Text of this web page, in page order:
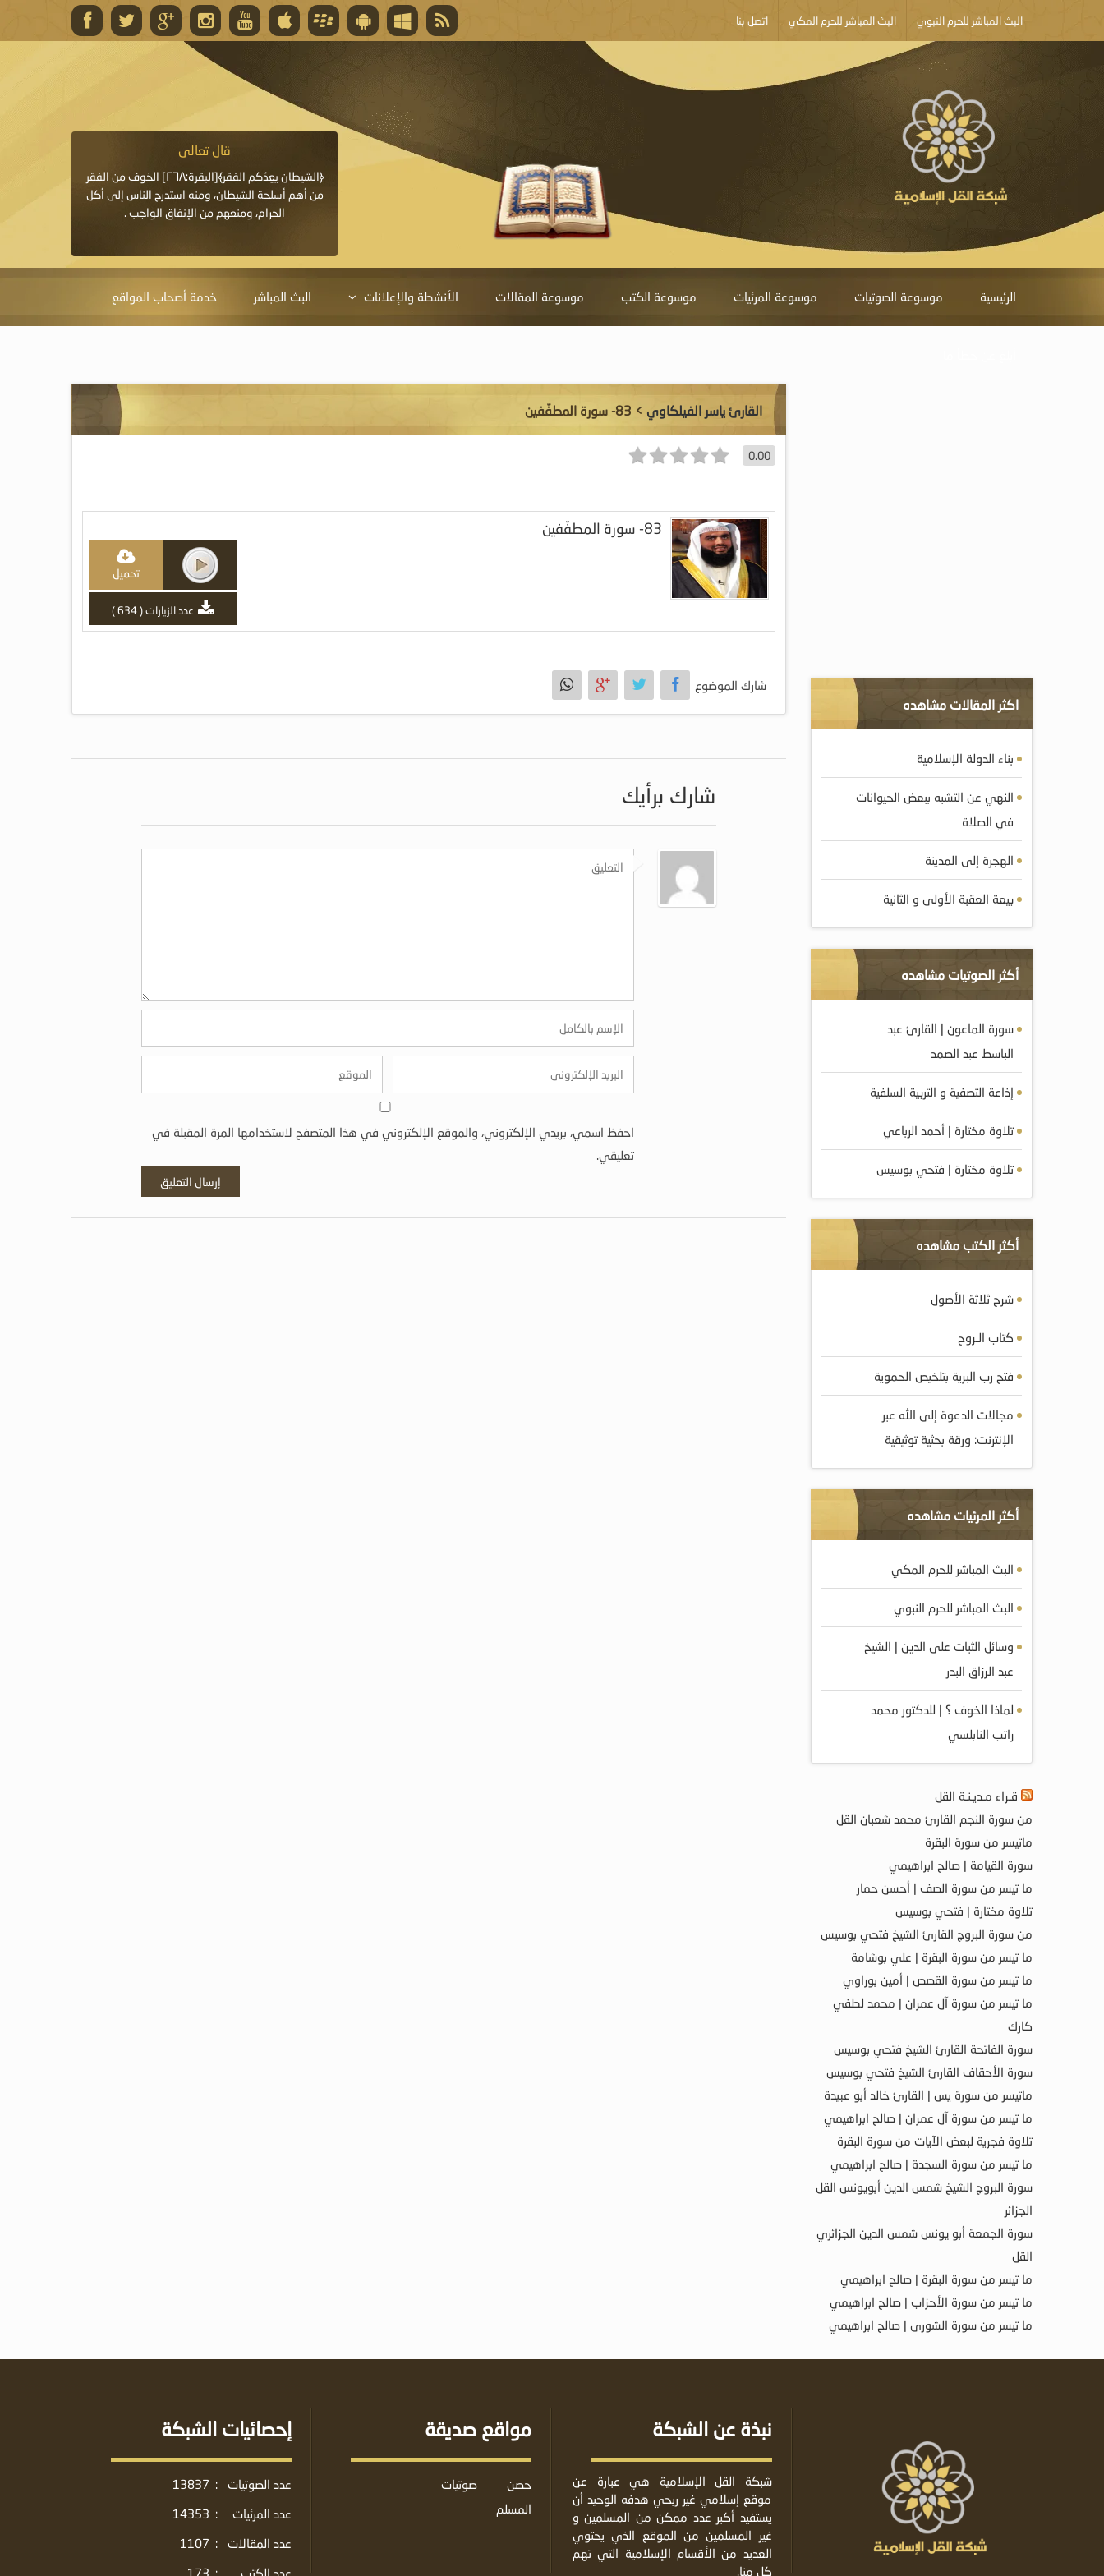
البث المباشر للحرم النبوي البث المباشر للحرم المكي اتصل بنا
قال تعالى
المغفرة لأنها أغلى جائزة، وهي مفتاح باب العطايا التي
قال تعالى
﴿الشيطان يعِدُكم الفقر﴾[البقرة:٢٦٨] الخوف من الفقر
من أهم أسلحة الشيطان، ومنه استدرج الناس إلى أكل
الحرام، ومنعهم من الإنفاق الواجب .
الرئيسية موسوعة الصوتيات موسوعة المرئيات موسوعة الكتب موسوعة المقالات الأنشطة والإعلانات البث المباشر خدمة أصحاب المواقع
القارئ ياسر الفيلكاوي > 83- سورة المطفّفين
0.00
83- سورة المطفّفين
تحميل
عدد الزيارات ( 634 )
شارك الموضوع
شارك برأيك
احفظ اسمي، بريدي الإلكتروني، والموقع الإلكتروني في هذا المتصفح لاستخدامها المرة المقبلة في
تعليقي.
اكثر المقالات مشاهده
بناء الدولة الإسلامية
النهي عن التشبه ببعض الحيوانات
في الصلاة
الهجرة إلى المدينة
بيعة العقبة الأولى و الثانية
أكثر الصوتيات مشاهده
سورة الماعون | القارئ عبد
الباسط عبد الصمد
إذاعة التصفية و التربية السلفية
تلاوة مختارة | أحمد الرباعي
تلاوة مختارة | فتحي بوسيس
أكثر الكتب مشاهده
شرح ثلاثة الأصول
كتاب الـروح
فتح رب البرية بتلخيص الحموية
مجالات الدعوة إلى الله عبر
الإنترنت: ورقة بحثية توثيقية
أكثر المرئيات مشاهده
البث المباشر للحرم المكي
البث المباشر للحرم النبوي
وسائل الثبات على الدين | الشيخ
عبد الرزاق البدر
لماذا الخوف ؟ | للدكتور محمد
راتب النابلسي
قـراء مـديـنـة القل
من سورة النجم القارئ محمد شعبان القل
ماتيسر من سورة البقرة
سورة القيامة | صالح ابراهيمي
ما تيسر من سورة الصف | أحسن حمار
تلاوة مختارة | فتحي بوسيس
من سورة البروج القارئ الشيخ فتحي بوسيس
ما تيسر من سورة البقرة | علي بوشامة
ما تيسر من سورة القصص | أمين بوراوي
ما تيسر من سورة آل عمران | محمد لطفي
كارك
سورة الفاتحة القارئ الشيخ فتحي بوسيس
سورة الأحقاف القارئ الشيخ فتحي بوسيس
ماتيسر من سورة يس | القارئ خالد أبو عبيدة
ما تيسر من سورة آل عمران | صالح ابراهيمي
تلاوة فجرية لبعض الآيات من سورة البقرة
ما تيسر من سورة السجدة | صالح ابراهيمي
سورة البروج الشيخ شمس الدين أبويونس القل
الجزائر
سورة الجمعة أبو يونس شمس الدين الجزائري
القل
ما تيسر من سورة البقرة | صالح ابراهيمي
ما تيسر من سورة الأحزاب | صالح ابراهيمي
ما تيسر من سورة الشورى | صالح ابراهيمي
نبذة عن الشبكة
شبكة القل الإسلامية هي عبارة عن
موقع إسلامي غير ربحي هدفه الوحيد أن
يستفيد أكبر عدد ممكن من المسلمين و
غير المسلمين من الموقع الذي يحتوي
العديد من الأقسام الإسلامية التي تهم
كل منا.
مواقع صديقة
حصن
المسلم
صوتيات
إحصائيات الشبكة
عدد الصوتيات :
13837
عدد المرئيات
:
14353
عدد المقالات
:
1107
عدد الكتب
:
173